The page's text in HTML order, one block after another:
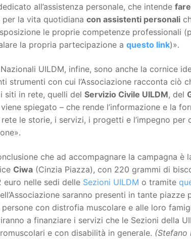
all’assistenza personale, che intende
la vita quotidiana con assistenti personali
le proprie competenze professionali
la propria partecipazione a questo link)».
UILDM, infine, sono anche la cornice
strumenti con cui l’Associazione racconta ciò
siti in rete, quelli del Servizio Civile UILDM, del
spiegato – che rende l’informazione e la
le storie, i servizi, i progetti e l’impegno
che ad accompagnare la campagna è
Ciwa (Cinzia Piazza), con 220 grammi di
euro nelle sedi delle Sezioni UILDM o tramite
saranno presenti in tante
persone con distrofia muscolare e alle loro
a finanziare i servizi che le Sezioni della
e con disabilità in generale. (Stefano